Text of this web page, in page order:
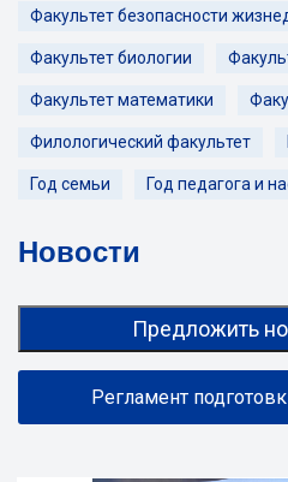
Факультет безопасности
Факультет биологии
Факультет математики
Филологический факультет
Год семьи Год педагога и
Новости
Предложить
Регламент